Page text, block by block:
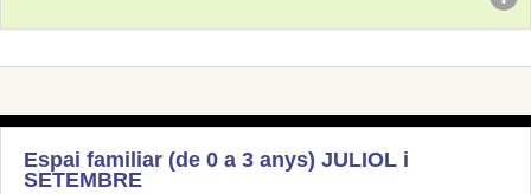
Espai familiar (de 0 a 3 anys) JULIOL i
SETEMBRE